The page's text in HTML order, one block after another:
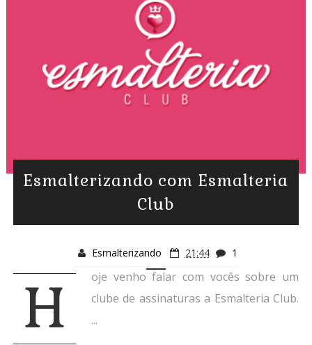
Esmalterizando com Esmalteria
Club
Esmalterizando 21:44 1
H
oje venho falar com vocês sobre um
clube de assinaturas a Esmalteria Club.
...